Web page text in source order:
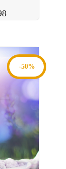
-50%